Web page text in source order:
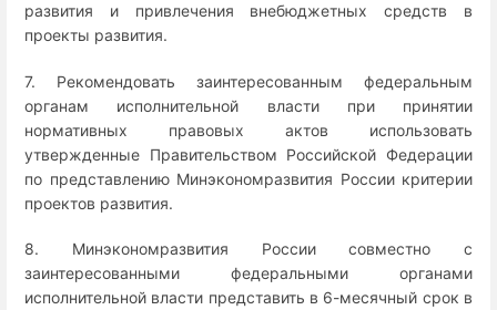
развития и привлечения внебюджетных средств в
проекты развития.
7. Рекомендовать заинтересованным федеральным
органам исполнительной власти при принятии
нормативных правовых актов использовать
утвержденные Правительством Российской Федерации
по представлению Минэкономразвития России критерии
проектов развития.
8. Минэкономразвития России совместно с
заинтересованными федеральными органами
исполнительной власти представить в 6-месячный срок в